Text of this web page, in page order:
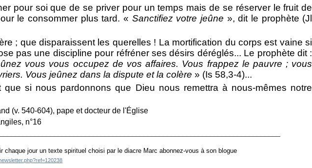
pour soi que de se priver pour un temps mais de se réserver le fruit de
le consommer plus tard. « Sanctifiez votre jeûne », dit le prophète (Jl
; que disparaissent les querelles ! La mortification du corps est vaine si
pas une discipline pour réfréner ses désirs déréglés... Le prophète dit :
vous vous occupez de vos affaires. Vous frappez le pauvre ; vous
Vous jeûnez dans la dispute et la colère » (Is 58,3-4)...
que si nous pardonnons que Dieu nous remettra à nous-mêmes notre
(v. 540-604), pape et docteur de l'Église
n°16
chaque jour un texte spirituel choisi par le diacre Marc abonnez-vous à son blogue